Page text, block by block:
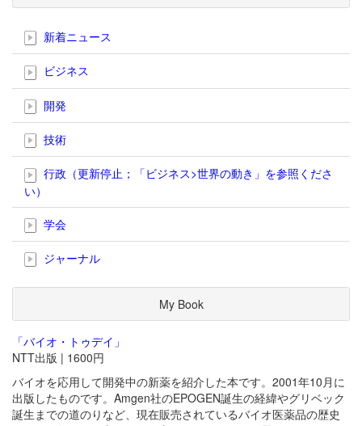
新着ニュース
ビジネス
開発
技術
行政（更新停止；「ビジネス>世界の動き」を参照くださ
い）
学会
ジャーナル
My Book
「バイオ・トゥデイ」
NTT出版 | 1600円
バイオを応用して開発中の新薬を紹介した本です。2001年10月に
出版したものです。Amgen社のEPOGEN誕生の経緯やグリベック
誕生までの道のりなど、現在販売されているバイオ医薬品の歴史